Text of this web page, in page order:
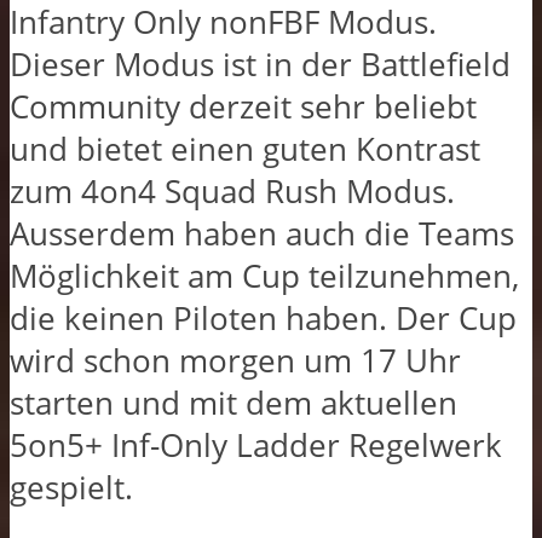
Infantry Only nonFBF Modus.
Dieser Modus ist in der Battlefield
Community derzeit sehr beliebt
und bietet einen guten Kontrast
zum 4on4 Squad Rush Modus.
Ausserdem haben auch die Teams
Möglichkeit am Cup teilzunehmen,
die keinen Piloten haben. Der Cup
wird schon morgen um 17 Uhr
starten und mit dem aktuellen
5on5+ Inf-Only Ladder Regelwerk
gespielt.